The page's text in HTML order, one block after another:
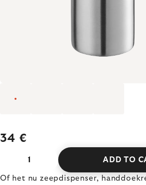
34 €
ADD TO
Of het nu zeepdispenser,